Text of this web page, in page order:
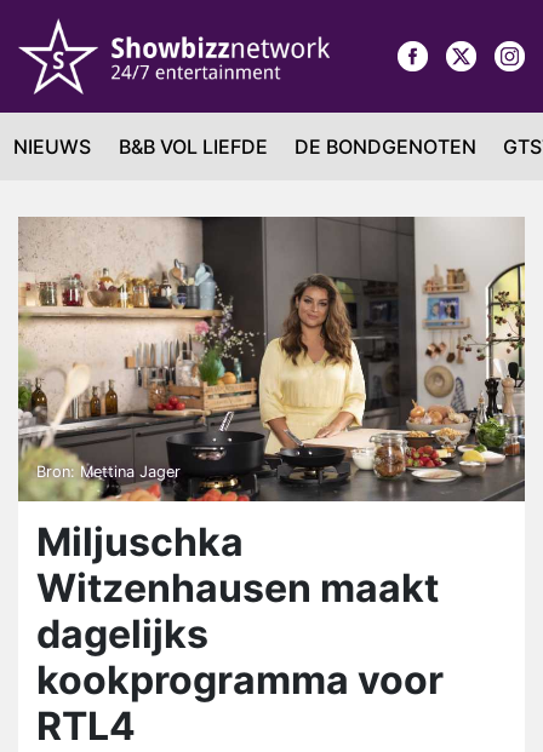
NIEUWS B&B VOL LIEFDE DE BONDGENOTEN
Bron: Mettina Jager
Miljuschka
Witzenhausen maakt
dagelijks
kookprogramma voor
RTL4